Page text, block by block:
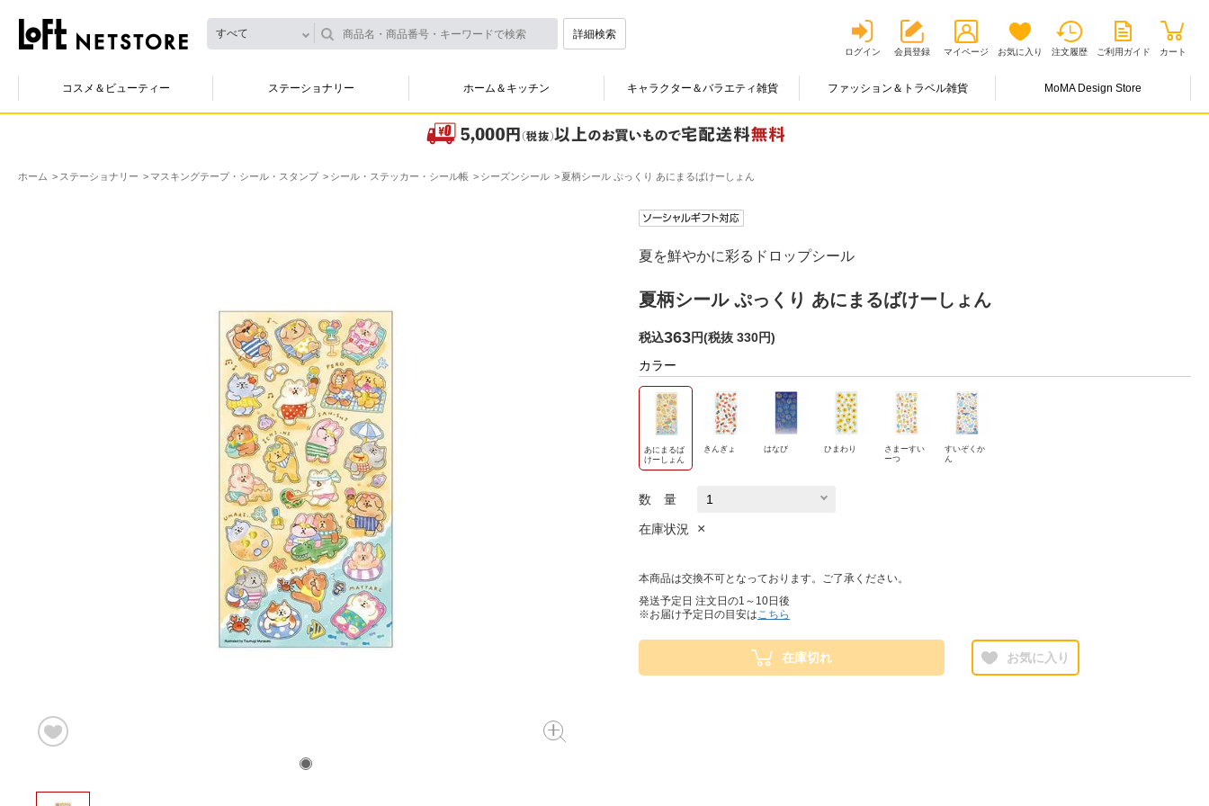
すべて 詳細検索
ログイン 会員登録 マイページ お気に入り 注文履歴 ご利用ガイド カート
コスメ＆ビューティー ステーショナリー ホーム＆キッチン キャラクター＆バラエティ雑貨 ファッション＆トラベル雑貨 MoMA Design Store
ホーム ステーショナリー マスキングテープ・シール・スタンプ シール・ステッカー・シール帳 シーズンシール 夏柄シール ぷっくり あにまるばけーしょん
夏を鮮やかに彩るドロップシール
夏柄シール ぷっくり あにまるばけーしょん
税込363円(税抜 330円)
カラー
あにまるば
けーしょん
きんぎょ はなび ひまわり
さまーすい
ーつ
すいぞくか
ん
数 量
在庫状況 ×
本商品は交換不可となっております。ご了承ください。
発送予定日 注文日の1～10日後
※お届け予定日の目安はこちら
在庫切れ お気に入り